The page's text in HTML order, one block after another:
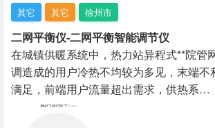
其它 其它 徐州市
二网平衡仪-二网平衡智能调节仪
在城镇供暖系统中，热力站异程式**院管
调造成的用户冷热不均较为多见，末端不
满足，前端用户流量超出需求，供热系…